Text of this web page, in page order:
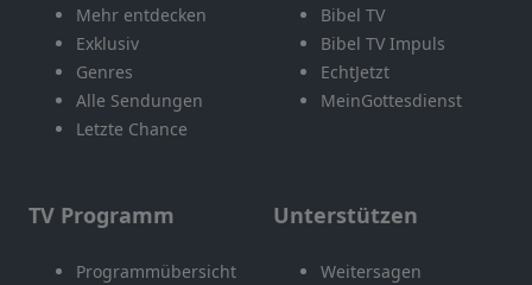
Mehr entdecken
Exklusiv
Genres
Alle Sendungen
Letzte Chance
Bibel TV
Bibel TV Impuls
EchtJetzt
MeinGottesdienst
TV Programm
Programmübersicht
Unterstützen
Weitersagen